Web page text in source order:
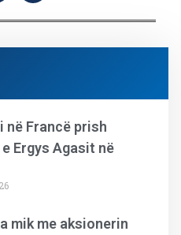
në Francë prish
Ergys Agasit në
mik me aksionerin